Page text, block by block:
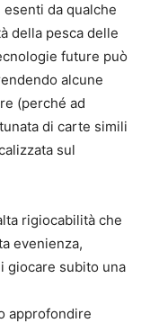
da qualche
della pesca delle
future può
alcune
(perché ad
di carte simili
sul
rigiocabilità che
evenienza,
giocare subito una
approfondire